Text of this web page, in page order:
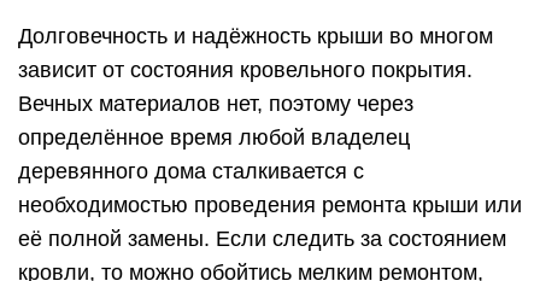
Долговечность и надёжность крыши во многом
зависит от состояния кровельного покрытия.
Вечных материалов нет, поэтому через
определённое время любой владелец
деревянного дома сталкивается с
необходимостью проведения ремонта крыши или
её полной замены. Если следить за состоянием
кровли, то можно обойтись мелким ремонтом,